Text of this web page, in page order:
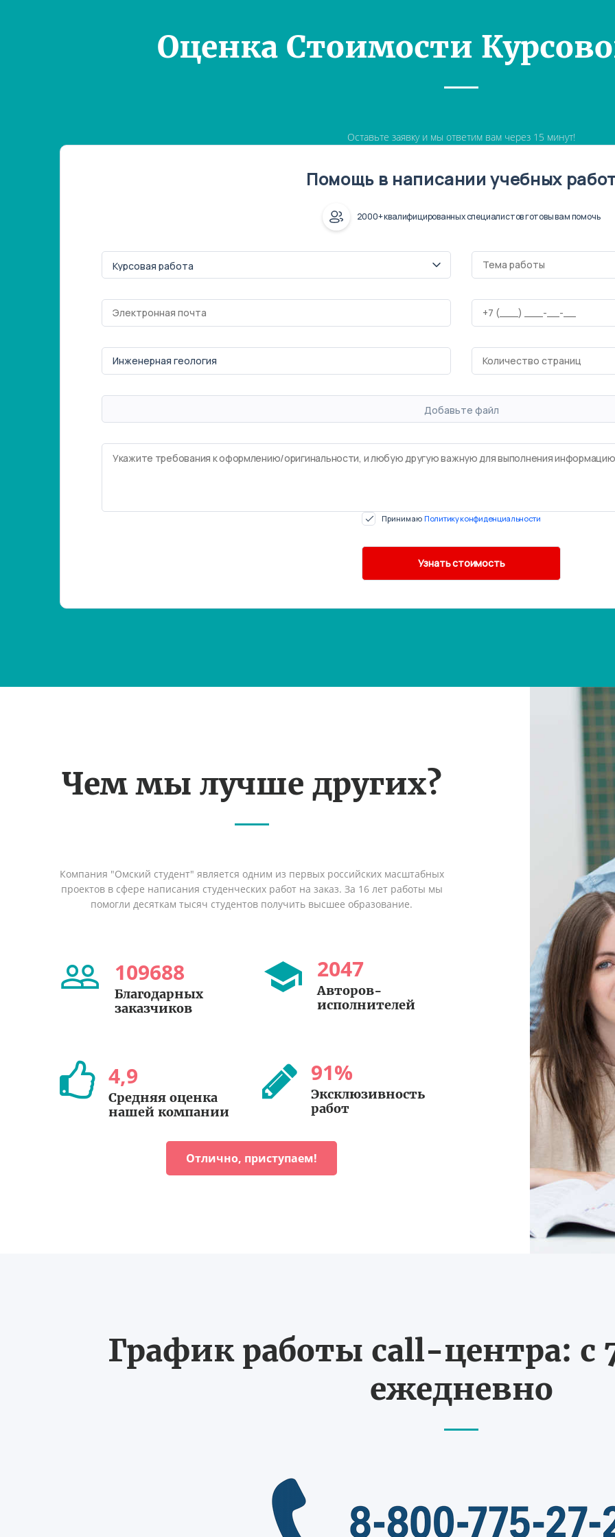
Оценка Стоимости
Оставьте заявку и мы ответим вам через 15 минут!
Помощь в написании учебных
2000+ квалифицированных специалистов готовы вам помочь
Добавьте файл
Принимаю Политику конфиденциальности
Чем мы лучше других?
Компания "Омский студент" является одним из первых российских масштабных
проектов в сфере написания студенческих работ на заказ. За 16 лет работы мы
помогли десяткам тысяч студентов получить высшее образование.
109688
Благодарных
заказчиков
2047
Авторов-
исполнителей
4,9
Средняя оценка
нашей компании
91%
Эксклюзивность
работ
Отлично, приступаем!
График работы call-центра: с
ежедневно